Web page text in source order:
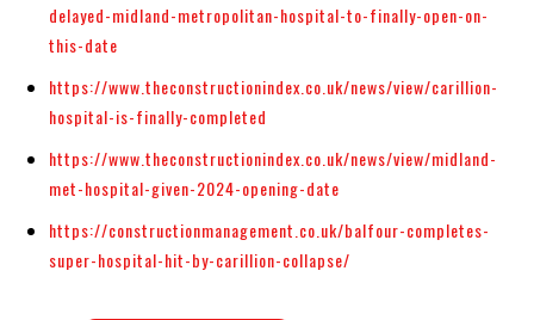
delayed-midland-metropolitan-hospital-to-finally-open-on-
this-date
https://www.theconstructionindex.co.uk/news/view/carillion-
hospital-is-finally-completed
https://www.theconstructionindex.co.uk/news/view/midland-
met-hospital-given-2024-opening-date
https://constructionmanagement.co.uk/balfour-completes-
super-hospital-hit-by-carillion-collapse/